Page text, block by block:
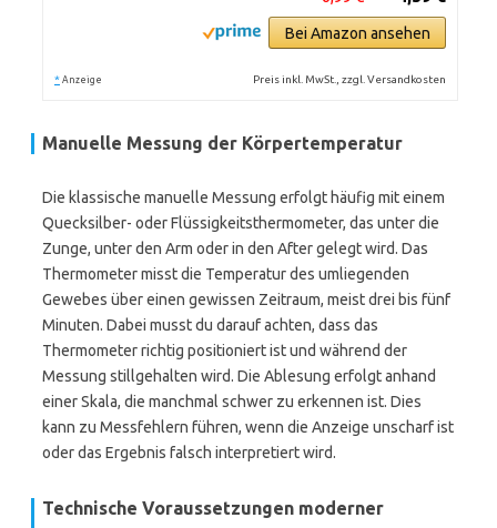
Bei Amazon ansehen
* Anzeige Preis inkl. MwSt., zzgl. Versandkosten
Manuelle Messung der Körpertemperatur
Die klassische manuelle Messung erfolgt häufig mit einem
Quecksilber- oder Flüssigkeitsthermometer, das unter die
Zunge, unter den Arm oder in den After gelegt wird. Das
Thermometer misst die Temperatur des umliegenden
Gewebes über einen gewissen Zeitraum, meist drei bis fünf
Minuten. Dabei musst du darauf achten, dass das
Thermometer richtig positioniert ist und während der
Messung stillgehalten wird. Die Ablesung erfolgt anhand
einer Skala, die manchmal schwer zu erkennen ist. Dies
kann zu Messfehlern führen, wenn die Anzeige unscharf ist
oder das Ergebnis falsch interpretiert wird.
Technische Voraussetzungen moderner